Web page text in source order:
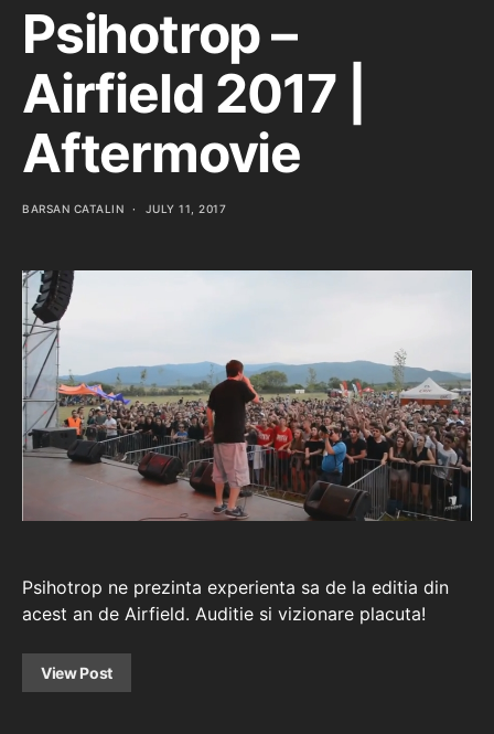
Psihotrop –
Airfield 2017 |
Aftermovie
BARSAN CATALIN JULY 11, 2017
Psihotrop ne prezinta experienta sa de la editia din
acest an de Airfield. Auditie si vizionare placuta!
View Post